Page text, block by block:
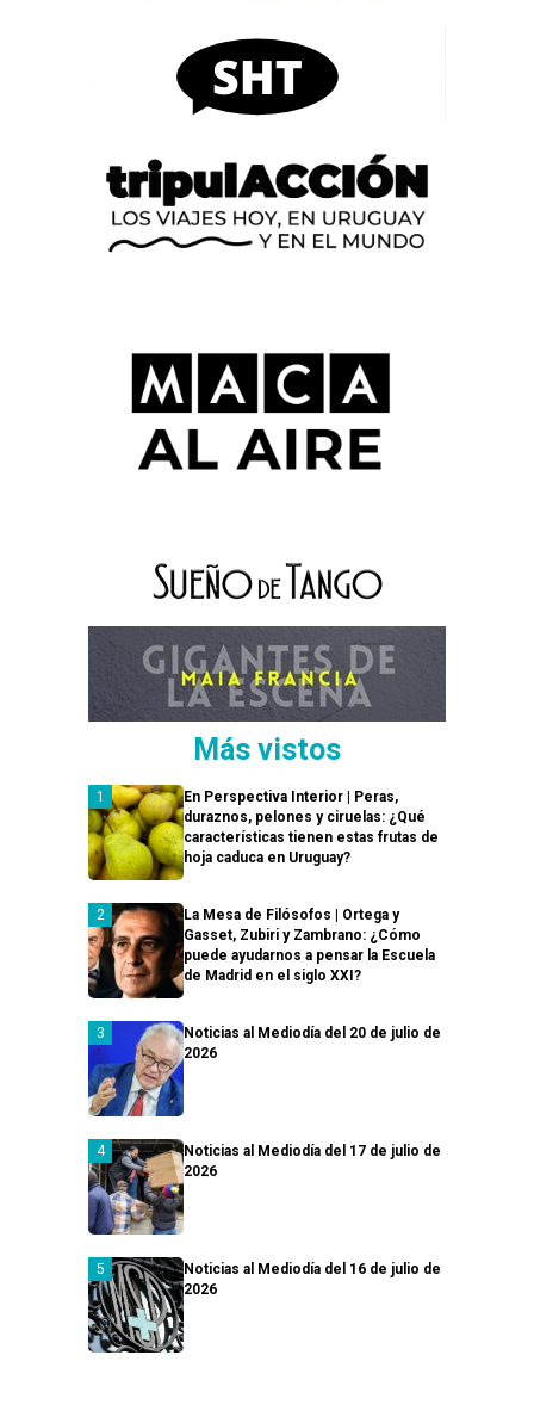
Más vistos
En Perspectiva Interior | Peras,
duraznos, pelones y ciruelas: ¿Qué
características tienen estas frutas de
hoja caduca en Uruguay?
La Mesa de Filósofos | Ortega y
Gasset, Zubiri y Zambrano: ¿Cómo
puede ayudarnos a pensar la Escuela
de Madrid en el siglo XXI?
Noticias al Mediodía del 20 de julio de
2026
Noticias al Mediodía del 17 de julio de
2026
Noticias al Mediodía del 16 de julio de
2026